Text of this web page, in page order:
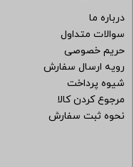
درباره ما
سوالات متداول
حریم خصوصی
رویه ارسال سفارش
شیوه پرداخت
مرجوع کردن کالا
نحوه ثبت سفارش